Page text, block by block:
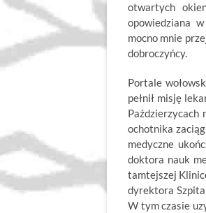
otwartych
opowiedziana
mocno mnie
dobroczyńcy.
Portale
pełnił misję
Paździerzycach
ochotnika
medyczne
doktora nauk
tamtejszej
dyrektora
W tym czasie